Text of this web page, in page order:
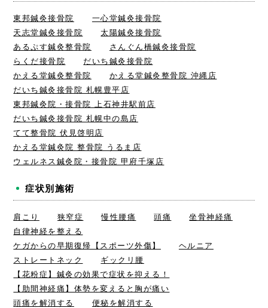
東邦鍼灸接骨院
一心堂鍼灸接骨院
天志堂鍼灸接骨院
太陽鍼灸接骨院
あるぷす鍼灸整骨院
さんぐん橋鍼灸接骨院
らくだ接骨院
だいち鍼灸接骨院
かえる堂鍼灸整骨院
かえる堂鍼灸整骨院 沖縄店
だいち鍼灸接骨院 札幌豊平店
東邦鍼灸院・接骨院 上石神井駅前店
だいち鍼灸接骨院 札幌中の島店
てて整骨院 伏見啓明店
かえる堂鍼灸院 整骨院 うるま店
ウェルネス鍼灸院・接骨院 甲府千塚店
症状別施術
肩こり 狭窄症 慢性腰痛 頭痛
坐骨神経痛
自律神経を整える
ケガからの早期復帰【スポーツ外傷】
ヘルニア
ストレートネック
ギックリ腰
【花粉症】鍼灸の効果で症状を抑える！
【肋間神経痛】体勢を変えると胸が痛い
頭痛を解消する
便秘を解消する